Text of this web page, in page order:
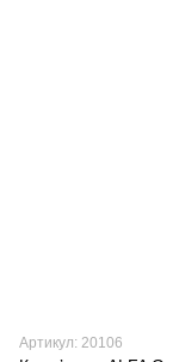
Артикул: 20106